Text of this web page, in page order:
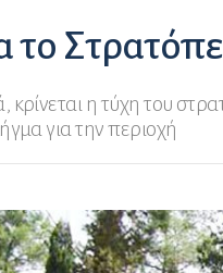
το
κρίνεται η τύχη του
για την περιοχή